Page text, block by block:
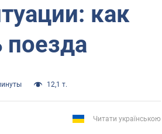
как
поезда
12,1 т.
Читати українською